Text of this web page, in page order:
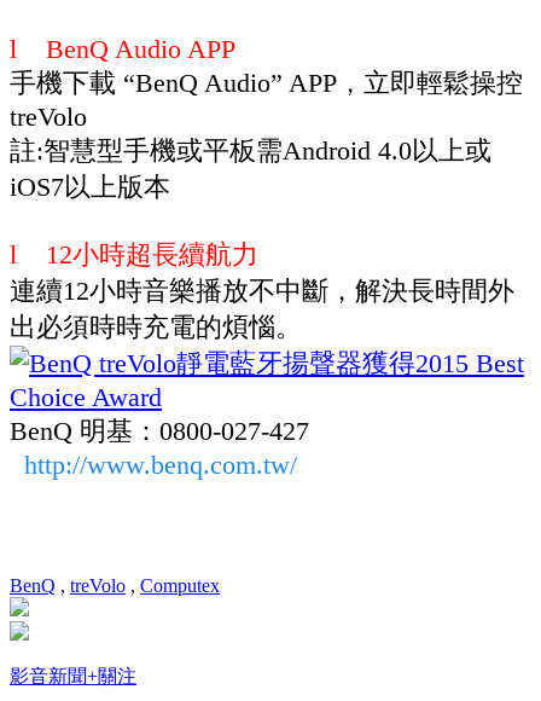
l BenQ Audio APP
手機下載 “BenQ Audio” APP，立即輕鬆操控
treVolo
註:智慧型手機或平板需Android 4.0以上或
iOS7以上版本
l 12小時超長續航力
連續12小時音樂播放不中斷，解決長時間外
出必須時時充電的煩惱。
BenQ 明基：0800-027-427
http://www.benq.com.tw/
BenQ , treVolo , Computex
影音新聞+關注